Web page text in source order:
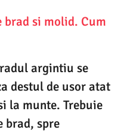
si molid. Cum
argintiu se
destul de usor atat
la munte. Trebuie
brad, spre